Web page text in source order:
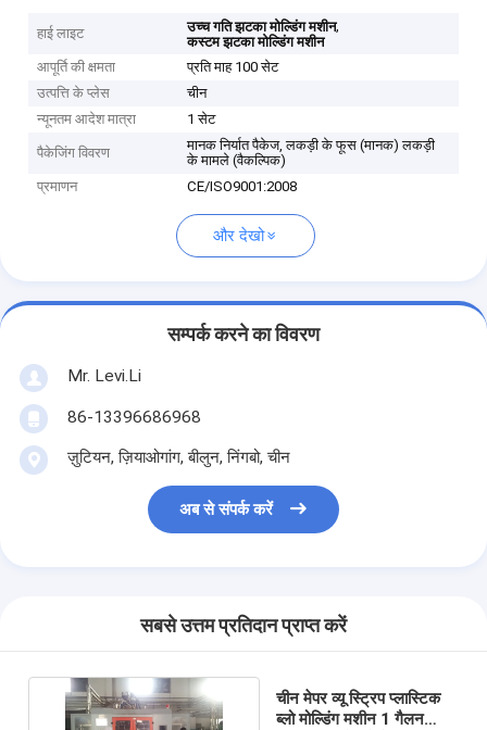
हाई लाइट उच्च गति झटका मोल्डिंग मशीन,
कस्टम झटका मोल्डिंग मशीन
आपूर्ति की क्षमता
प्रति माह 100 सेट
उत्पत्ति के प्लेस
चीन
न्यूनतम आदेश मात्रा
1 सेट
पैकेजिंग विवरण
मानक निर्यात पैकेज, लकड़ी के फूस (मानक) लकड़ी
के मामले (वैकल्पिक)
प्रमाणन
CE/ISO9001:2008
और देखो
सम्पर्क करने का विवरण
Mr. Levi.Li
86-13396686968
ज़ुटियन, ज़ियाओगांग, बीलुन, निंगबो, चीन
अब से संपर्क करें
सबसे उत्तम प्रतिदान प्राप्त करें
चीन मेपर व्यू स्ट्रिप प्लास्टिक
ब्लो मोल्डिंग मशीन 1 गैलन